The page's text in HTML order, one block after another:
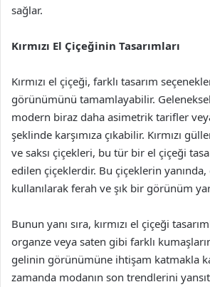
sağlar.
Kırmızı El Çiçeğinin Tasarımları
Kırmızı el çiçeği, farklı tasarım
görünümünü tamamlayabilir.
modern biraz daha asimetrik tarifler
şeklinde karşımıza çıkabilir. Kırmızı
ve saksı çiçekleri, bu tür bir el çiçeği
edilen çiçeklerdir. Bu çiçeklerin
kullanılarak ferah ve şık bir görünüm
Bunun yanı sıra, kırmızı el çiçeği
organze veya saten gibi farklı
gelinin görünümüne ihtişam katmakla
zamanda modanın son trendlerini